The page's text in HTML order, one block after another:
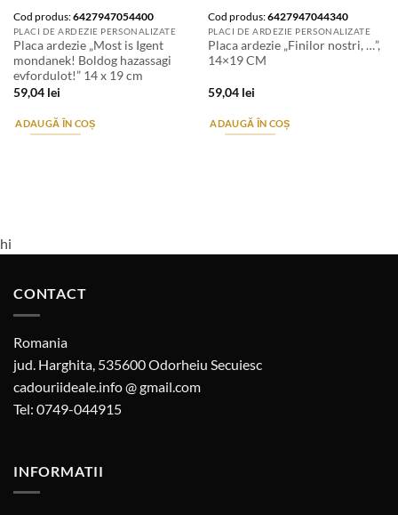
Cod produs:6427947054400
PLACI DE ARDEZIE PERSONALIZATE
Placa ardezie „Most is Igent
mondanek! Boldog hazassagi
evfordulot!” 14 x 19 cm
59,04 lei
ADAUGĂ ÎN COȘ
Cod produs:6427947044340
PLACI DE ARDEZIE PERSONALIZATE
Placa ardezie „Finilor nostri, …”,
14×19 CM
59,04 lei
ADAUGĂ ÎN COȘ
hi
CONTACT
Romania
jud. Harghita, 535600 Odorheiu Secuiesc
cadouriideale.info @ gmail.com
Tel: 0749-044915
INFORMATII